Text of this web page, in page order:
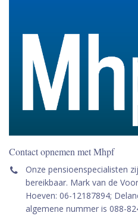
Contact opnemen met Mhpf
Onze pensioenspecialisten
bereikbaar. Mark van de
Hoeven: 06-12187894;
algemene nummer is 088-